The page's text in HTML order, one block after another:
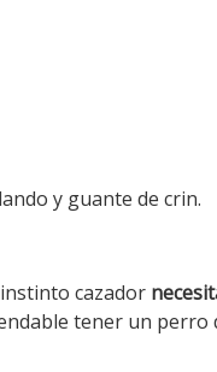
y guante de crin.
cazador
tener un